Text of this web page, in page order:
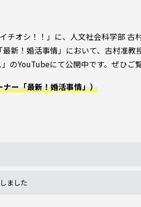
オシ！！」に、人文社会科学部 古
新！婚活事情」において、古村准教
のYouTubeにて公開中です。ぜひご
ー「最新！婚活事情」）
ました